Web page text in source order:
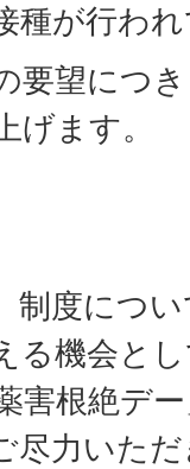
種が行わ
要望につ
げます。
制度につ
る機会と
害根絶デ
尽力いた